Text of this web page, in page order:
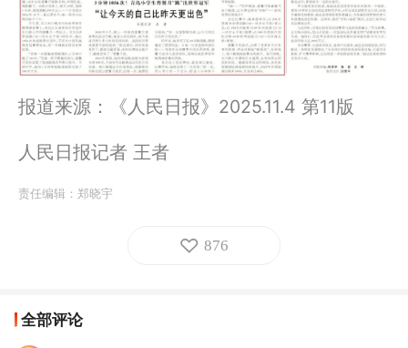
报道来源：《人民日报》2025.11.4 第11版
人民日报记者 王者
责任编辑： 郑晓宇
876
全部评论